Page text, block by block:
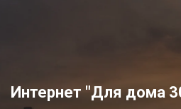
Интернет "Для дома